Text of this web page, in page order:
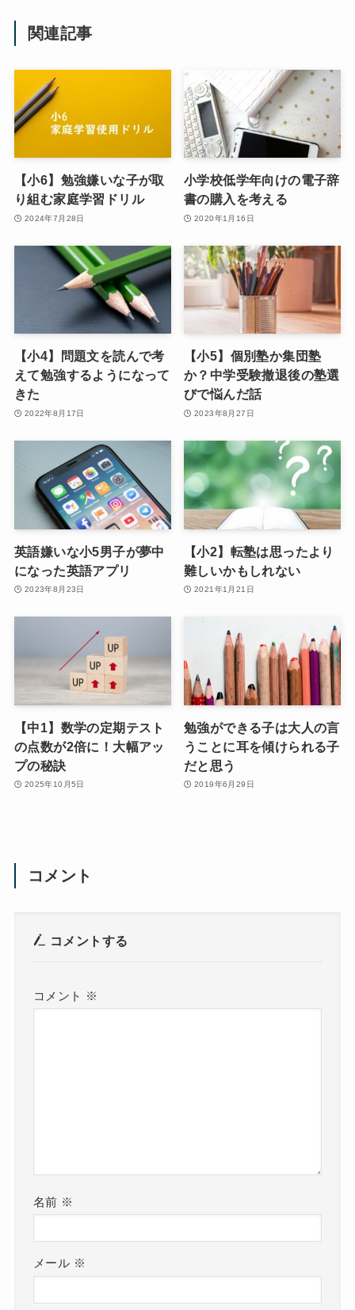
関連記事
【小6】勉強嫌いな子が取
り組む家庭学習ドリル
2024年7月28日
小学校低学年向けの電子辞
書の購入を考える
2020年1月16日
【小4】問題文を読んで考
えて勉強するようになって
きた
2022年8月17日
【小5】個別塾か集団塾
か？中学受験撤退後の塾選
びで悩んだ話
2023年8月27日
英語嫌いな小5男子が夢中
になった英語アプリ
2023年8月23日
【小2】転塾は思ったより
難しいかもしれない
2021年1月21日
【中1】数学の定期テスト
の点数が2倍に！大幅アッ
プの秘訣
2025年10月5日
勉強ができる子は大人の言
うことに耳を傾けられる子
だと思う
2019年6月29日
コメント
コメントする
コメント ※
名前 ※
メール ※